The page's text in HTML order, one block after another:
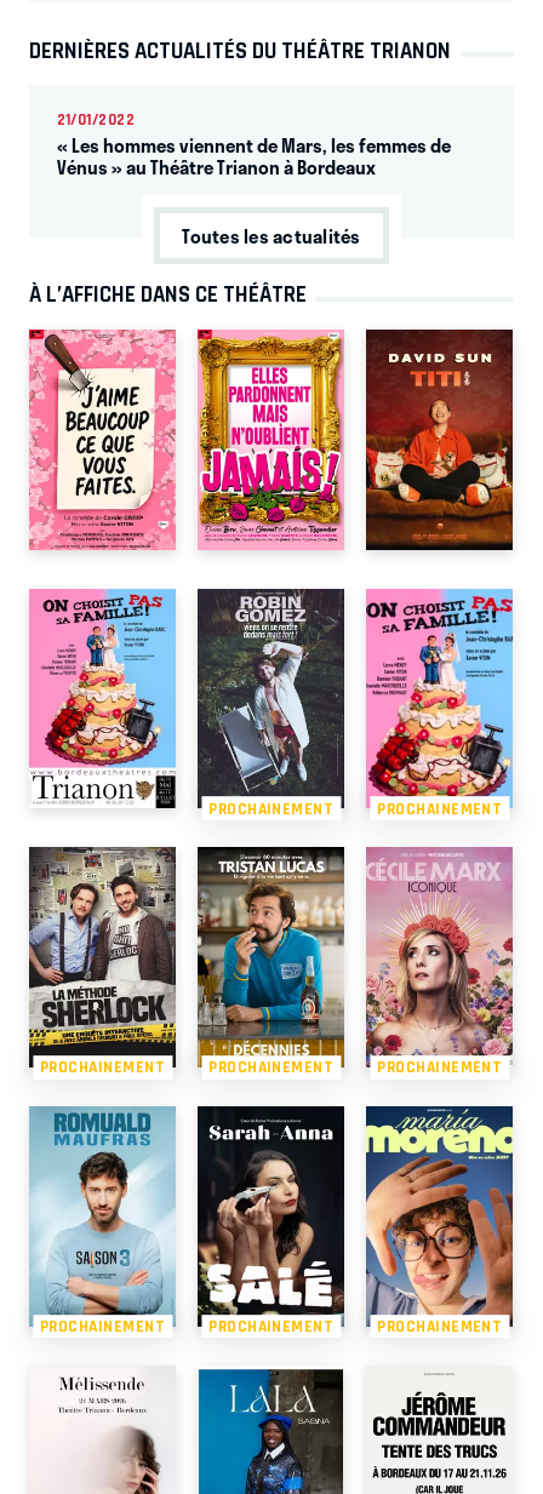
DERNIÈRES ACTUALITÉS DU THÉÂTRE TRIANON
21/01/2022
« Les hommes viennent de Mars, les femmes de
Vénus » au Théâtre Trianon à Bordeaux
Toutes les actualités
À L’AFFICHE DANS CE THÉÂTRE
PROCHAINEMENT PROCHAINEMENT
PROCHAINEMENT PROCHAINEMENT PROCHAINEMENT
PROCHAINEMENT PROCHAINEMENT PROCHAINEMENT